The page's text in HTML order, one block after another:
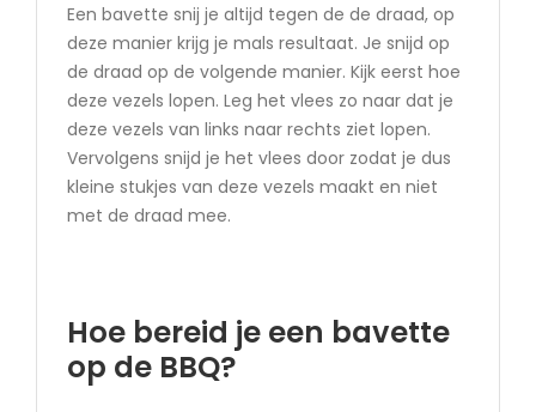
Een bavette snij je altijd tegen de de draad, op
deze manier krijg je mals resultaat. Je snijd op
de draad op de volgende manier. Kijk eerst hoe
deze vezels lopen. Leg het vlees zo naar dat je
deze vezels van links naar rechts ziet lopen.
Vervolgens snijd je het vlees door zodat je dus
kleine stukjes van deze vezels maakt en niet
met de draad mee.
Hoe bereid je een bavette
op de BBQ?